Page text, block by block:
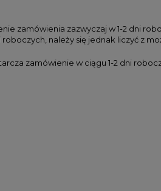
Colours Set 5x60ml
zamówienia zazwyczaj w 1-2 dni
należy się jednak liczyć z
zamówienie w ciągu 1-2 dni